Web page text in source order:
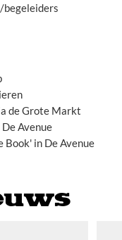
begeleiders
de Grote Markt
Avenue
in De Avenue